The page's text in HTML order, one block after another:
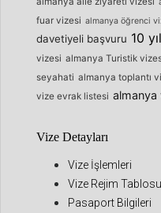
fuar vizesi almanya öğrenci
davetiyeli başvuru 10
vizesi almanya Turistik
seyahati almanya toplantı
vize evrak listesi almanya
Vize Detayları
Vize İşlemleri
Vize Rejim Tablosu
Pasaport Bilgileri